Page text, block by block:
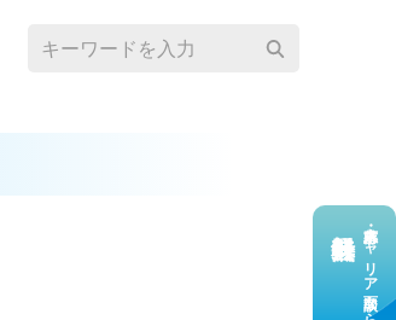
求⼈応募・キャリア⾯談なら